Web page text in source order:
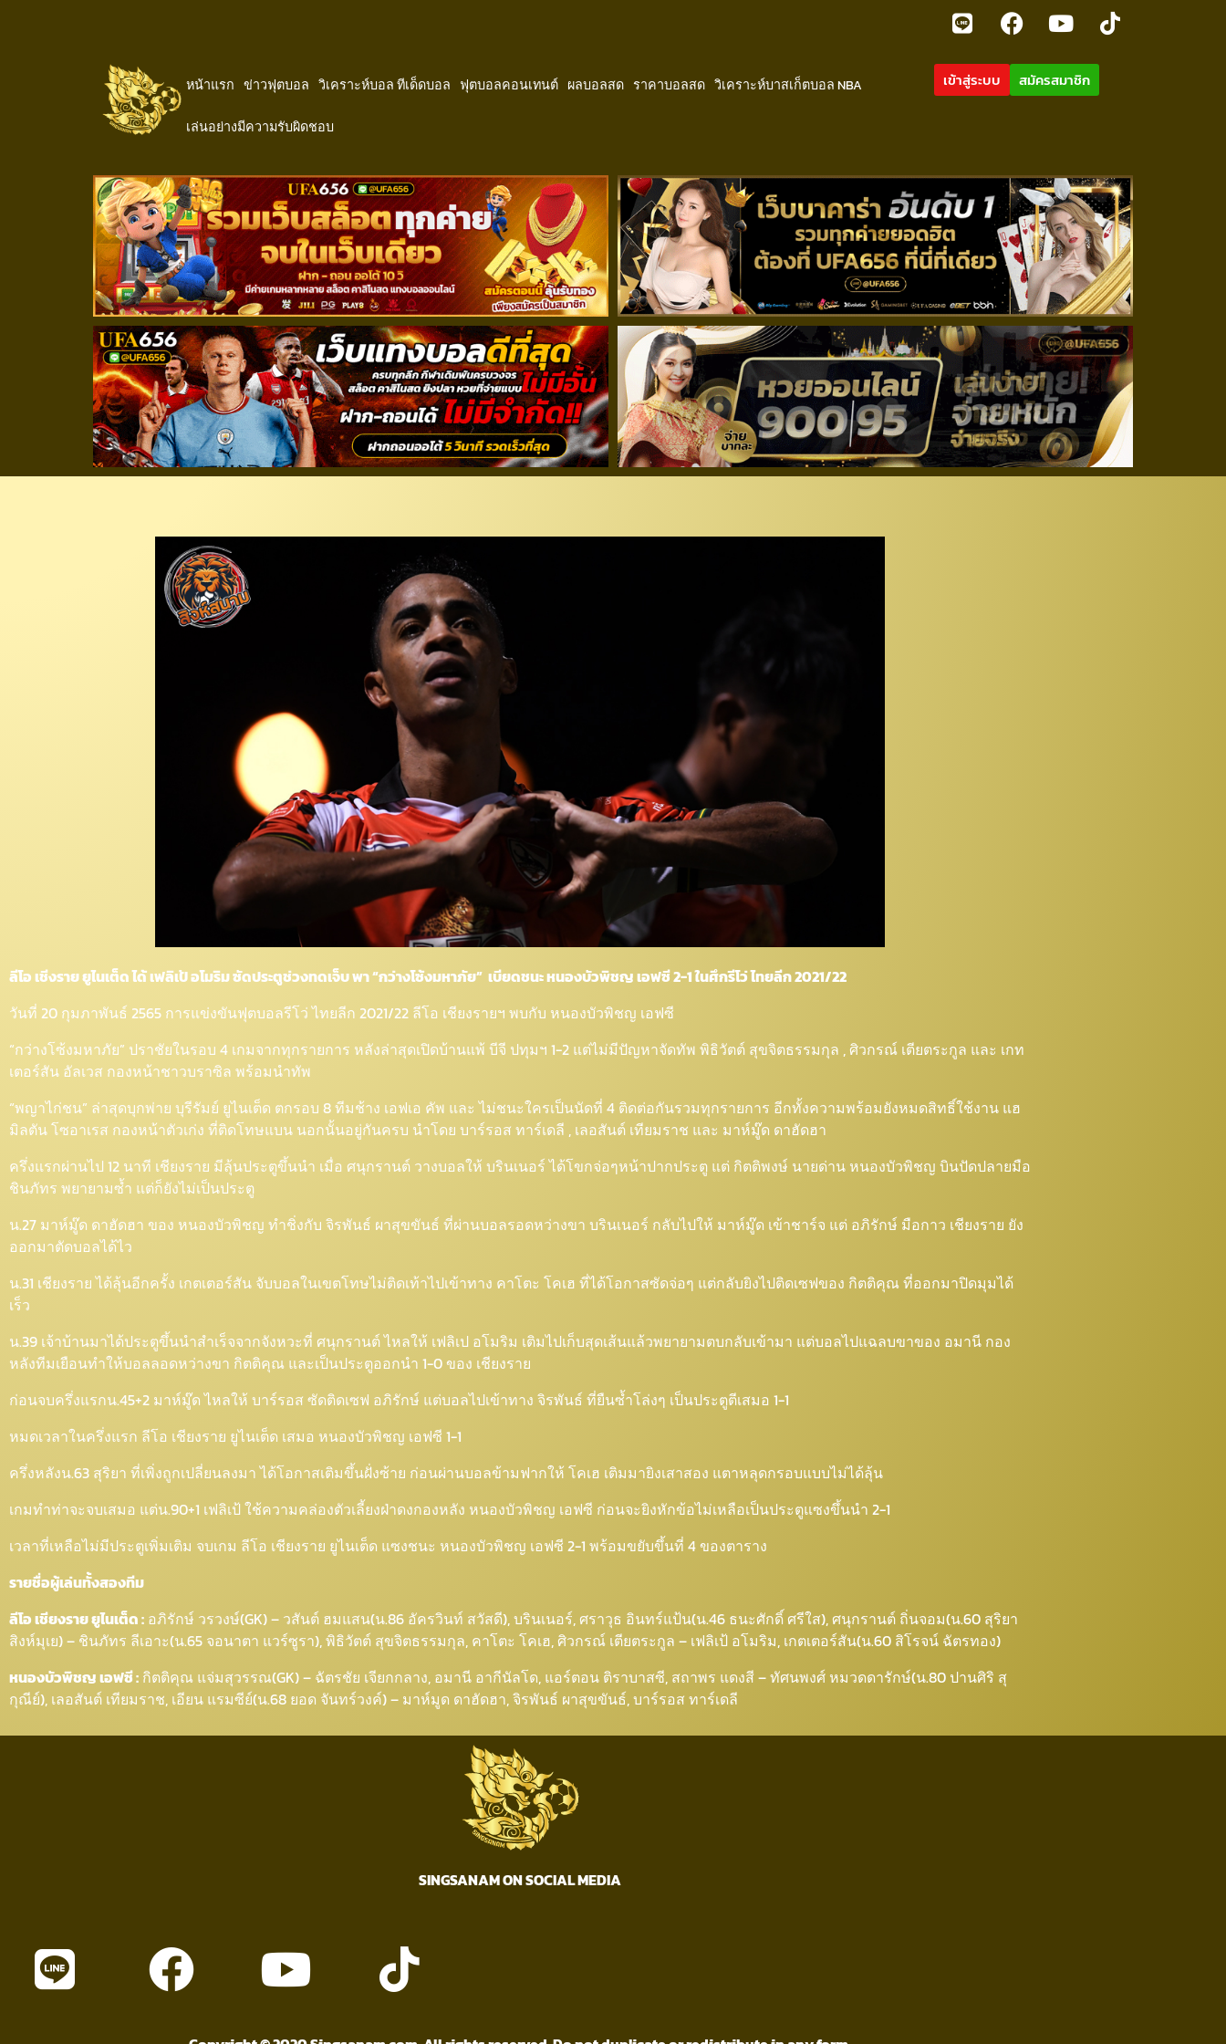
หน้าแรก ข่าวฟุตบอล วิเคราะห์บอล ทีเด็ดบอล ฟุตบอลคอนเทนต์ ผลบอลสด ราคาบอลสด วิเคราะห์บาสเก็ตบอล NBA
เล่นอย่างมีความรับผิดชอบ
เข้าสู่ระบบ สมัครสมาชิก
ลีโอ เชีงราย ยูไนเต็ด ได้ เฟลิเป้ อโมริม ซัดประตูช่วงทดเจ็บ พา “กว่างโซ้งมหาภัย” เบียดชนะ หนองบัวพิชญ เอฟซี 2-1 ในศึกรีโว่ ไทยลีก 2021/22
วันที่ 20 กุมภาพันธ์ 2565 การแข่งขันฟุตบอลรีโว่ ไทยลีก 2021/22 ลีโอ เชียงรายฯ พบกับ หนองบัวพิชญ เอฟซี
“กว่างโซ้งมหาภัย” ปราชัยในรอบ 4 เกมจากทุกรายการ หลังล่าสุดเปิดบ้านแพ้ บีจี ปทุมฯ 1-2 แต่ไม่มีปัญหาจัดทัพ พิธิวัตต์ สุขจิตธรรมกุล , ศิวกรณ์ เตียตระกูล และ เกท
เตอร์สัน อัลเวส กองหน้าชาวบราซิล พร้อมนำทัพ
“พญาไก่ชน” ล่าสุดบุกพ่าย บุรีรัมย์ ยูไนเต็ด ตกรอบ 8 ทีมช้าง เอฟเอ คัพ และ ไม่ชนะใครเป็นนัดที่ 4 ติดต่อกันรวมทุกรายการ อีกทั้งความพร้อมยังหมดสิทธิ์ใช้งาน แฮ
มิลตัน โซอาเรส กองหน้าตัวเก่ง ที่ติดโทษแบน นอกนั้นอยู่กันครบ นำโดย บาร์รอส ทาร์เดลี , เลอสันต์ เทียมราช และ มาห์มู๊ด ดาฮัดฮา
ครึ่งแรกผ่านไป 12 นาที เชียงราย มีลุ้นประตูขึ้นนำ เมื่อ ศนุกรานต์ วางบอลให้ บรินเนอร์ ได้โขกจ่อๆหน้าปากประตู แต่ กิตติพงษ์ นายด่าน หนองบัวพิชญ บินปัดปลายมือ
ชินภัทร พยายามซ้ำ แต่ก็ยังไม่เป็นประตู
น.27 มาห์มู๊ด ดาฮัดฮา ของ หนองบัวพิชญ ทำชิ่งกับ จิรพันธ์ ผาสุขขันธ์ ที่ผ่านบอลรอดหว่างขา บรินเนอร์ กลับไปให้ มาห์มู๊ด เข้าชาร์จ แต่ อภิรักษ์ มือกาว เชียงราย ยัง
ออกมาตัดบอลได้ไว
น.31 เชียงราย ได้ลุ้นอีกครั้ง เกตเตอร์สัน จับบอลในเขตโทษไม่ติดเท้าไปเข้าทาง คาโตะ โคเฮ ที่ได้โอกาสซัดจ่อๆ แต่กลับยิงไปติดเซฟของ กิตติคุณ ที่ออกมาปิดมุมได้
เร็ว
น.39 เจ้าบ้านมาได้ประตูขึ้นนำสำเร็จจากจังหวะที่ ศนุกรานต์ ไหลให้ เฟลิเป อโมริม เติมไปเก็บสุดเส้นแล้วพยายามตบกลับเข้ามา แต่บอลไปแฉลบขาของ อมานี กอง
หลังทีมเยือนทำให้บอลลอดหว่างขา กิตติคุณ และเป็นประตูออกนำ 1-0 ของ เชียงราย
ก่อนจบครึ่งแรกน.45+2 มาห์มู๊ด ไหลให้ บาร์รอส ซัดติดเซฟ อภิรักษ์ แต่บอลไปเข้าทาง จิรพันธ์ ที่ยืนซ้ำโล่งๆ เป็นประตูตีเสมอ 1-1
หมดเวลาในครึ่งแรก ลีโอ เชียงราย ยูไนเต็ด เสมอ หนองบัวพิชญ เอฟซี 1-1
ครึ่งหลังน.63 สุริยา ที่เพิ่งถูกเปลี่ยนลงมา ได้โอกาสเติมขึ้นฝั่งซ้าย ก่อนผ่านบอลข้ามฟากให้ โคเฮ เติมมายิงเสาสอง แตาหลุดกรอบแบบไม่ได้ลุ้น
เกมทำท่าจะจบเสมอ แต่น.90+1 เฟลิเป้ ใช้ความคล่องตัวเลี้ยงฝ่าดงกองหลัง หนองบัวพิชญ เอฟซี ก่อนจะยิงหักข้อไม่เหลือเป็นประตูแซงขึ้นนำ 2-1
เวลาที่เหลือไม่มีประตูเพิ่มเติม จบเกม ลีโอ เชียงราย ยูไนเต็ด แซงชนะ หนองบัวพิชญ เอฟซี 2-1 พร้อมขยับขึ้นที่ 4 ของตาราง
รายชื่อผู้เล่นทั้งสองทีม
ลีโอ เชียงราย ยูไนเต็ด : อภิรักษ์ วรวงษ์(GK) – วสันต์ ฮมแสน(น.86 อัครวินท์ สวัสดี), บรินเนอร์, ศราวุธ อินทร์แป้น(น.46 ธนะศักดิ์ ศรีใส), ศนุกรานต์ ถิ่นจอม(น.60 สุริยา
สิงห์มุเย) – ชินภัทร ลีเอาะ(น.65 จอนาตา แวร์ซูรา), พิธิวัตต์ สุขจิตธรรมกุล, คาโตะ โคเฮ, ศิวกรณ์ เตียตระกูล – เฟลิเป้ อโมริม, เกตเตอร์สัน(น.60 สิโรจน์ ฉัตรทอง)
หนองบัวพิชญ เอฟซี : กิตติคุณ แจ่มสุวรรณ(GK) – ฉัตรชัย เจียกกลาง, อมานี อากีนัลโด, แอร์ตอน ติราบาสซี, สถาพร แดงสี – ทัศนพงศ์ หมวดดารักษ์(น.80 ปานศิริ สุ
กุณีย์), เลอสันต์ เทียมราช, เอียน แรมซีย์(น.68 ยอด จันทร์วงค์) – มาห์มูด ดาฮัดฮา, จิรพันธ์ ผาสุขขันธ์, บาร์รอส ทาร์เดลี
SINGSANAM ON SOCIAL MEDIA